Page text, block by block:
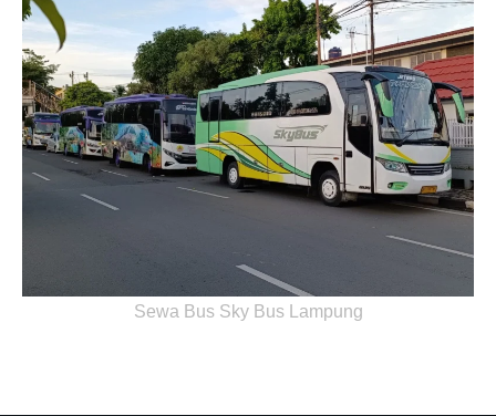
Sewa Bus Sky Bus Lampung